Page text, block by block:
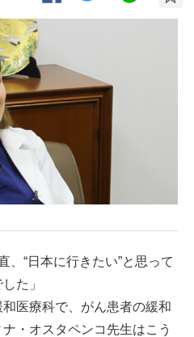
、“日本に行きたい”と思って
た」
医療科で、がん患者の緩和
・オスタペンコ先生はこう